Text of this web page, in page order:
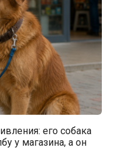
его собака
у магазина, а он